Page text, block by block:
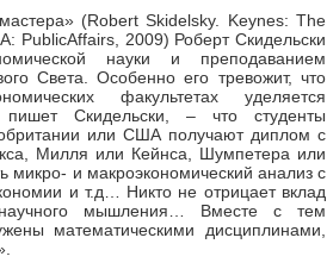
(Robert Skidelsky. Keynes: The
PublicAffairs, 2009) Роберт Скидельски
науки и преподаванием
Света. Особенно его тревожит, что
факультетах уделяется
Скидельски, – что студенты
или США получают диплом с
Милля или Кейнса, Шумпетера или
микро- и макроэкономический анализ с
и т.д… Никто не отрицает вклад
научного мышления… Вместе с тем
математическими дисциплинами,